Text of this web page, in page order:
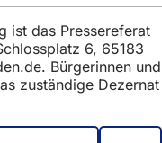
ist das Pressereferat
6, 65183
de. Bürgerinnen und
zuständige Dezernat